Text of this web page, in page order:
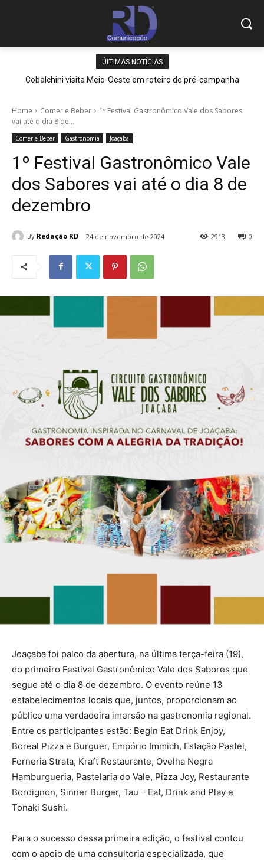
ÚLTIMAS NOTÍCIAS
Cobalchini visita Meio-Oeste em roteiro de pré-campanha
Home Comer e Beber
1º Festival Gastronômico Vale dos Sabores
vai até o dia 8 de...
Comer e Beber Gastronomia Joaçaba
1º Festival Gastronômico Vale
dos Sabores vai até o dia 8 de
dezembro
By Redação RD 24 de novembro de 2024 0
2913
Joaçaba foi palco da abertura, na última terça-feira (19),
do primeiro Festival Gastronômico Vale dos Sabores que
segue até o dia 8 de dezembro. O evento reúne 13
estabelecimentos locais que, juntos, proporcionam ao
público uma verdadeira imersão na gastronomia regional.
Entre os participantes estão: Begin Eat Drink Enjoy,
Boreal Pizza e Burguer, Empório Immich, Estação Pastel,
Forneria Strata, Kraft Restaurante, Ovelha Negra
Hamburgueria, Pastelaria do Vale, Pizza Joy, Restaurante
Bordignon, Sinner Burger, Tau – Eat, Drink and Play e
Tonaki Sushi.
Para o sucesso dessa primeira edição, o festival contou
com o apoio de uma consultoria especializada, que